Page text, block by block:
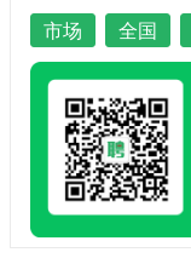
市场 全国